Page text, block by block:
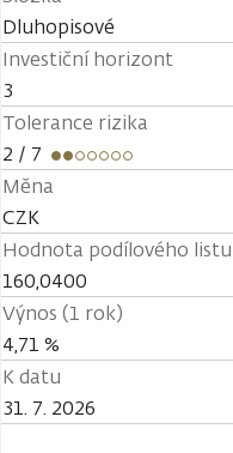
Dluhopisové
Investiční horizont
3
Tolerance rizika
2 / 7
Měna
CZK
Hodnota podílového listu
160,0400
Výnos (1 rok)
4,71 %
K datu
31. 7. 2026